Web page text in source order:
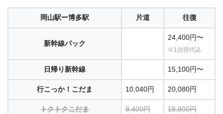
岡山駅ー博多駅 片道 往復
新幹線パック
24,400円〜
※1泊宿代込
日帰り新幹線 15,100円〜
行こっか！こだま 10,040円 20,080円
トクトクこだま 9,400円 18,800円